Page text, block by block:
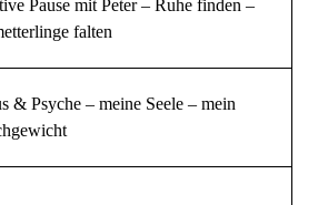
Pause mit Peter – Ruhe finden –
falten
& Psyche – meine Seele – mein